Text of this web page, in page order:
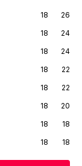
18
26
18
24
18
24
18
22
18
22
18
20
18
18
18 18